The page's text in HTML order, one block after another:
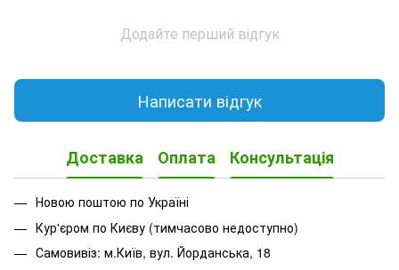
Додайте перший відгук
Написати відгук
Доставка Оплата Консультація
Новою поштою по Україні
Кур'єром по Києву (тимчасово недоступно)
Самовивіз: м.Київ, вул. Йорданська, 18